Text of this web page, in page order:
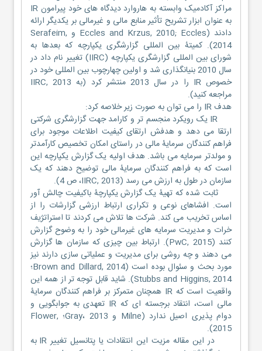
مراکز آکادمیک وابسته به هاروارد دیدگاه های خود پیرامون IR
به عنوان ابزار تشریح تأثیر منابع مالی و غیرمالی بر یکدیگر ارائه
دادند (Eccles and Krzus, 2010; Eccles و Serafeim,
2014). کمیتۀ بین المللی گزارشگری یکپارچه که بعدها به
شورای بین المللی گزارشگری یکپارچه (IIRC) تغییر نام داد در
سال 2010 بنیانگذاری شد و اولین چهارچوب بین المللی خود در
خصوص IR را در سال 2013 منتشر کرد (به IIRC, 2013
مراجعه کنید).
هدف IR را می توان به صورت زیر خلاصه کرد:
IR یک رویکرد منجسم تر و کارامد جهت گزارشگری شرکتی
ارتقا می دهد و هدفش ارتقای کیفیت اطلاعات موجود برای
فراهم کنندگان سرمایۀ مالی در راستای امکان تخصیص کارآمدتر
و مولدتر سرمایه می باشد. هدف اولیه یک گزارش یکپارچه این
است که به فراهم کنندگان سرمایۀ مالی توضیح دهند که یک
سازمان در طول به ارزش می رسد (IIRC, 2013، ص 4).
ثابت شده که تهیۀ یک گزارش یکپارچۀ باکیفیت چالش آور
است. افشاهای نوعی و تکراری ارتباط ارزشی گزارشات را از
اساس تخریب می کند. شرکت ها تلاش می کردند تا استراتژیف
خرات و مدیریت سرمایه های غیرمالی خود را به وضوح گزارش
کنند (PwC, 2015). ارتباط بین چیزی که سازمان ها گزارش
می دهند و چه روشی برای مدیریت و عملیاتی سازی دارند نیز
مورد بحث و سئوال بوده است (Brown and Dillard, 2014؛
Stubbs and Higgins, 2014). شاید قابل توجه تر از همه این
واقعیت است که IR همچنان متمرکز بر فراهم کنندگان سرمایۀ
مالی است، انتقاد برجسته ای که IR تعهدی به جوابگویی و
دوام پذیری اصیل ندارد (Milne و Gray، 2013؛ Flower,
2015).
در این مقاله مزیت این انتقادات یا پتانسیل تغییر IR به